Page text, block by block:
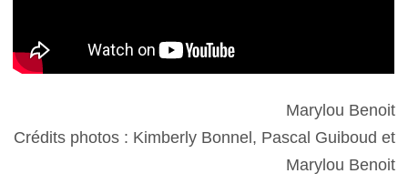
Marylou Benoit
Crédits photos : Kimberly Bonnel, Pascal Guiboud et
Marylou Benoit